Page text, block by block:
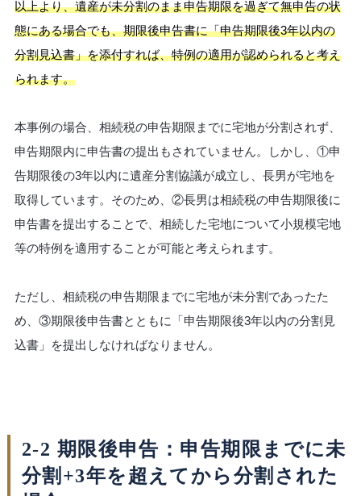
以上より、遺産が未分割のまま申告期限を過ぎて無申告の状
態にある場合でも、期限後申告書に「申告期限後3年以内の
分割見込書」を添付すれば、特例の適用が認められると考え
られます。
本事例の場合、相続税の申告期限までに宅地が分割されず、
申告期限内に申告書の提出もされていません。しかし、①申
告期限後の3年以内に遺産分割協議が成立し、長男が宅地を
取得しています。そのため、②長男は相続税の申告期限後に
申告書を提出することで、相続した宅地について小規模宅地
等の特例を適用することが可能と考えられます。
ただし、相続税の申告期限までに宅地が未分割であったた
め、③期限後申告書とともに「申告期限後3年以内の分割見
込書」を提出しなければなりません。
2-2 期限後申告：申告期限までに未
分割+3年を超えてから分割された